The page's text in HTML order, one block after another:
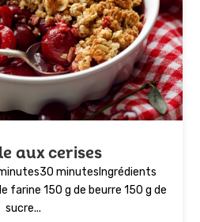
aux cerises
minutesIngrédients
farine 150 g de beurre 150 g de
sucre...